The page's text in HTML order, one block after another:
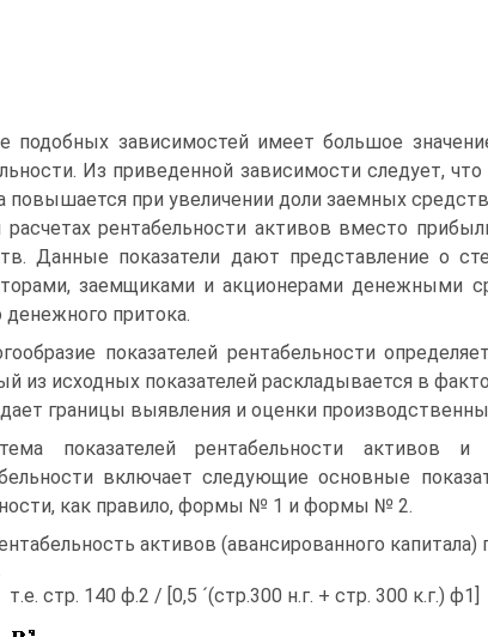
подобных зависимостей имеет большое
Из приведенной зависимости следует,
повышается при увеличении доли заемных
расчетах рентабельности активов вместо
Данные показатели дают представление о
заемщиками и акционерами денежными
денежного притока.
показателей рентабельности
из исходных показателей раскладывается в
границы выявления и оценки
показателей рентабельности активов и
включает следующие основные
как правило, формы № 1 и формы № 2.
активов (авансированного
т.е. стр. 140 ф.2 / [0,5 ´(стр.300 н.г. + стр. 300 к.г.) ф1]